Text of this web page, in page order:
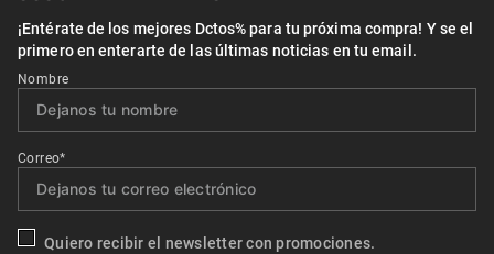
capacitaciones a nuestros empleados
para brindarte lo mejor.